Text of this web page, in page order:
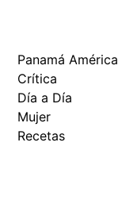
Panamá América
Crítica
Día a Día
Mujer
Recetas